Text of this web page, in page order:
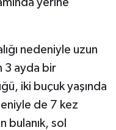
nedeniyle uzun
3 ayda bir
iki buçuk yaşında
de 7 kez
bulanık, sol